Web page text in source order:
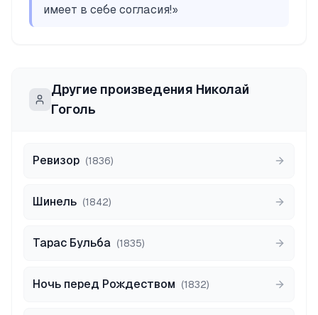
имеет в себе согласия!»
Другие произведения Николай
Гоголь
Ревизор (1836)
Шинель (1842)
Тарас Бульба (1835)
Ночь перед Рождеством (1832)